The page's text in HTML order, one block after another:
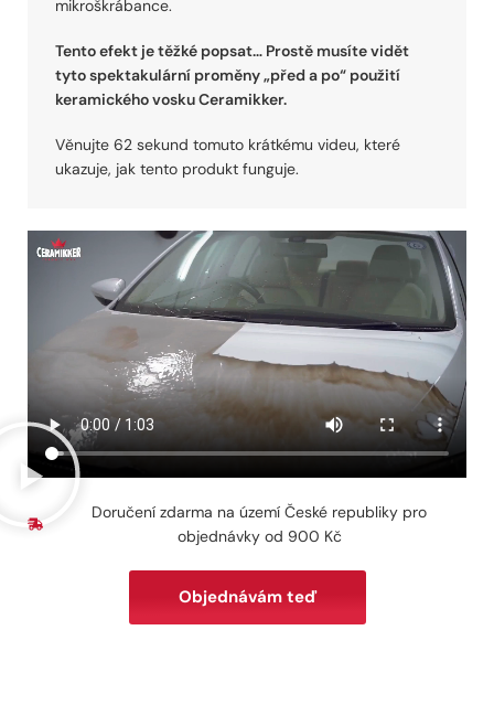
mikroškrábance.
Tento efekt je těžké popsat… Prostě musíte vidět
tyto spektakulární proměny „před a po“ použití
keramického vosku Ceramikker.
Věnujte 62 sekund tomuto krátkému videu, které
ukazuje, jak tento produkt funguje.
Doručení zdarma na území České republiky pro
objednávky od 900 Kč
Objednávám teď